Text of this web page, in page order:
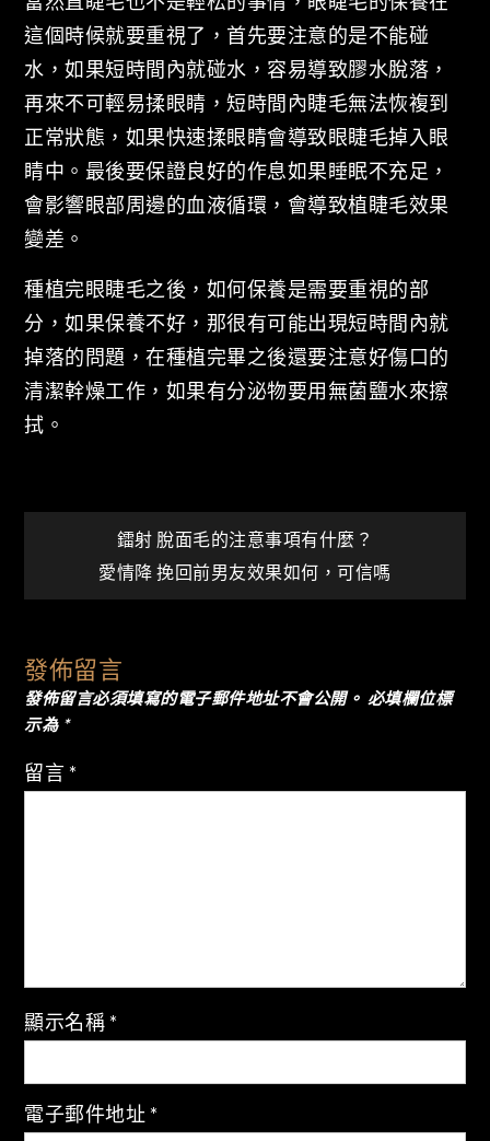
這個時候就要重視了，首先要注意的是不能碰
水，如果短時間內就碰水，容易導致膠水脫落，
再來不可輕易揉眼睛，短時間內睫毛無法恢複到
正常狀態，如果快速揉眼睛會導致眼睫毛掉入眼
睛中。最後要保證良好的作息如果睡眠不充足，
會影響眼部周邊的血液循環，會導致植睫毛效果
變差。
種植完眼睫毛之後，如何保養是需要重視的部
分，如果保養不好，那很有可能出現短時間內就
掉落的問題，在種植完畢之後還要注意好傷口的
清潔幹燥工作，如果有分泌物要用無菌鹽水來擦
拭。
章
導
覽
鐳射 脫面毛的注意事項有什麼？
愛情降 挽回前男友效果如何，可信嗎
發佈留言
發佈留言必須填寫的電子郵件地址不會公開。 必填欄位標
示為 *
留言 *
顯示名稱 *
電子郵件地址 *